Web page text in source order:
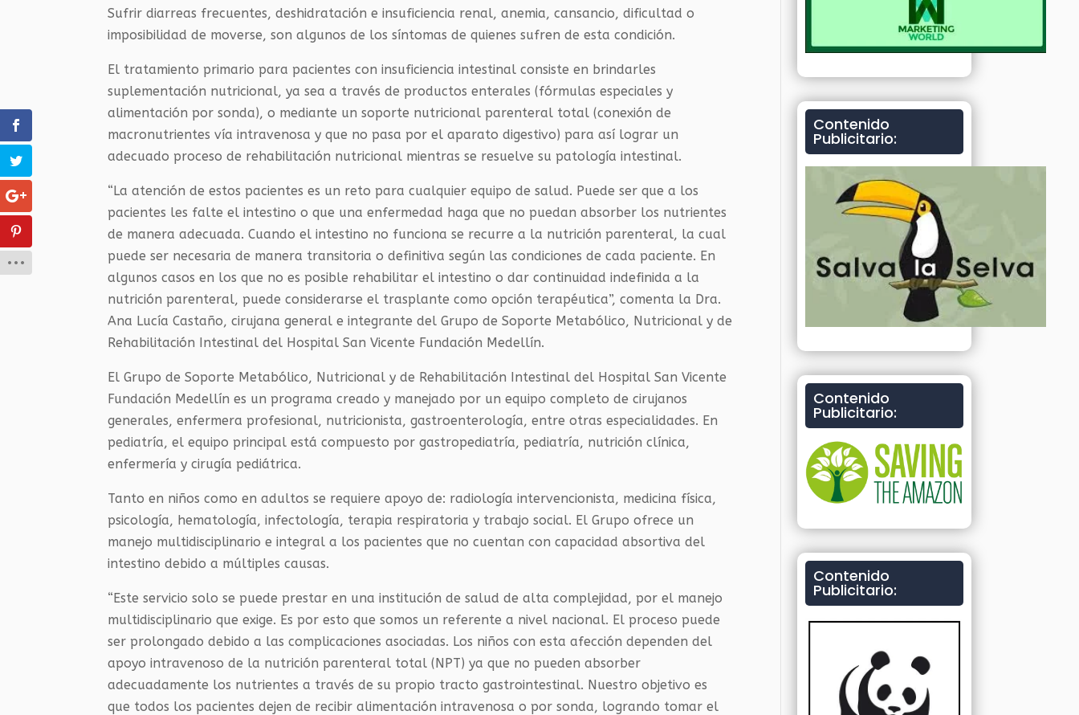
Sufrir diarreas frecuentes, deshidratación e insuficiencia renal, anemia, cansancio, dificultad o
imposibilidad de moverse, son algunos de los síntomas de quienes sufren de esta condición.
El tratamiento primario para pacientes con insuficiencia intestinal consiste en brindarles
suplementación nutricional, ya sea a través de productos enterales (fórmulas especiales y
alimentación por sonda), o mediante un soporte nutricional parenteral total (conexión de
macronutrientes vía intravenosa y que no pasa por el aparato digestivo) para así lograr un
adecuado proceso de rehabilitación nutricional mientras se resuelve su patología intestinal.
“La atención de estos pacientes es un reto para cualquier equipo de salud. Puede ser que a los
pacientes les falte el intestino o que una enfermedad haga que no puedan absorber los nutrientes
de manera adecuada. Cuando el intestino no funciona se recurre a la nutrición parenteral, la cual
puede ser necesaria de manera transitoria o definitiva según las condiciones de cada paciente. En
algunos casos en los que no es posible rehabilitar el intestino o dar continuidad indefinida a la
nutrición parenteral, puede considerarse el trasplante como opción terapéutica”, comenta la Dra.
Ana Lucía Castaño, cirujana general e integrante del Grupo de Soporte Metabólico, Nutricional y de
Rehabilitación Intestinal del Hospital San Vicente Fundación Medellín.
El Grupo de Soporte Metabólico, Nutricional y de Rehabilitación Intestinal del Hospital San Vicente
Fundación Medellín es un programa creado y manejado por un equipo completo de cirujanos
generales, enfermera profesional, nutricionista, gastroenterología, entre otras especialidades. En
pediatría, el equipo principal está compuesto por gastropediatría, pediatría, nutrición clínica,
enfermería y cirugía pediátrica.
Tanto en niños como en adultos se requiere apoyo de: radiología intervencionista, medicina física,
psicología, hematología, infectología, terapia respiratoria y trabajo social. El Grupo ofrece un
manejo multidisciplinario e integral a los pacientes que no cuentan con capacidad absortiva del
intestino debido a múltiples causas.
“Este servicio solo se puede prestar en una institución de salud de alta complejidad, por el manejo
multidisciplinario que exige. Es por esto que somos un referente a nivel nacional. El proceso puede
ser prolongado debido a las complicaciones asociadas. Los niños con esta afección dependen del
apoyo intravenoso de la nutrición parenteral total (NPT) ya que no pueden absorber
adecuadamente los nutrientes a través de su propio tracto gastrointestinal. Nuestro objetivo es
que todos los pacientes dejen de recibir alimentación intravenosa o por sonda, logrando tomar el
Contenido
Publicitario:
Contenido
Publicitario:
Contenido
Publicitario: